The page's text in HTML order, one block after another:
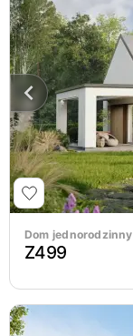
Dom jednorodzinny
Z499